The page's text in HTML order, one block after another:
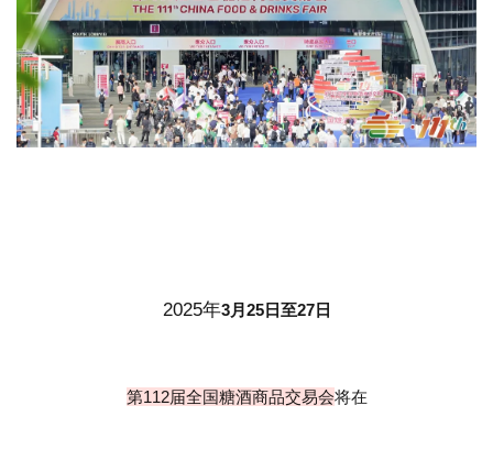
2025年3月25日至27日
第112届全国糖酒商品交易会将在